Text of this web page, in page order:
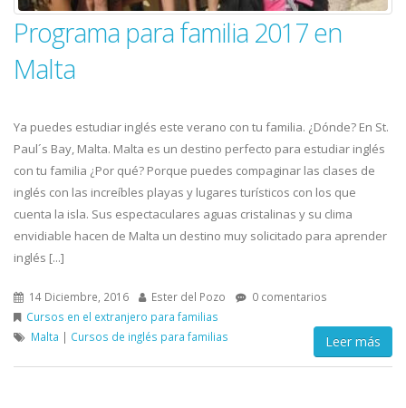
Programa para familia 2017 en
Malta
Ya puedes estudiar inglés este verano con tu familia. ¿Dónde? En St.
Paul´s Bay, Malta. Malta es un destino perfecto para estudiar inglés
con tu familia ¿Por qué? Porque puedes compaginar las clases de
inglés con las increíbles playas y lugares turísticos con los que
cuenta la isla. Sus espectaculares aguas cristalinas y su clima
envidiable hacen de Malta un destino muy solicitado para aprender
inglés [...]
14 Diciembre, 2016 Ester del Pozo
0 comentarios
Cursos en el extranjero para familias
Malta | Cursos de inglés para familias Leer más